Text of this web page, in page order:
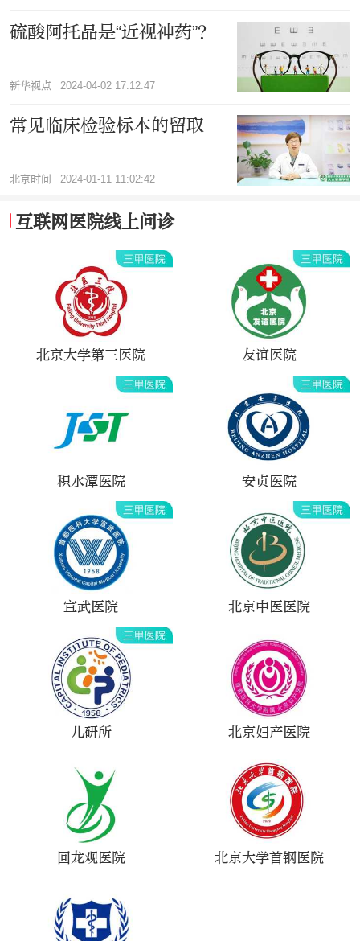
硫酸阿托品是“近视神药”？
新华视点 2024-04-02 17:12:47
常见临床检验标本的留取
北京时间 2024-01-11 11:02:42
互联网医院线上问诊
北京大学第三医院 友谊医院
积水潭医院 安贞医院
宣武医院 北京中医医院
儿研所 北京妇产医院
回龙观医院 北京大学首钢医院